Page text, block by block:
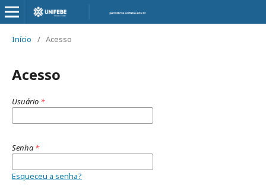
Início / Acesso
Acesso
Usuário *
Senha *
Esqueceu a senha?